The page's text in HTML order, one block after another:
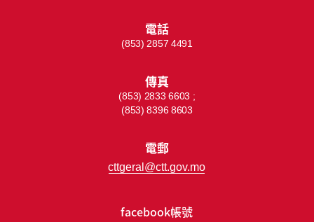
facebook帳號
電話
(853) 2857 4491
傳真
(853) 2833 6603 ;
(853) 8396 8603
電郵
cttgeral@ctt.gov.mo